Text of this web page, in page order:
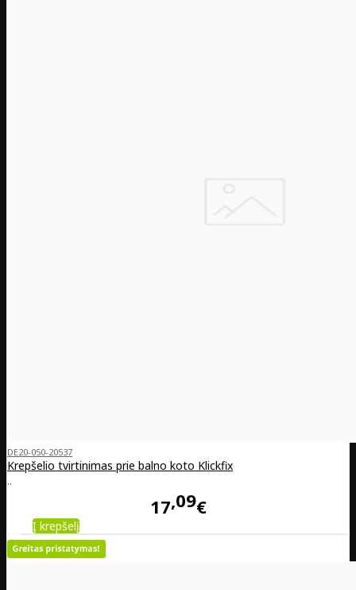
DE20-050-20537
Krepšelio tvirtinimas prie balno koto Klickfix
..
17 09€
Į krepšelį